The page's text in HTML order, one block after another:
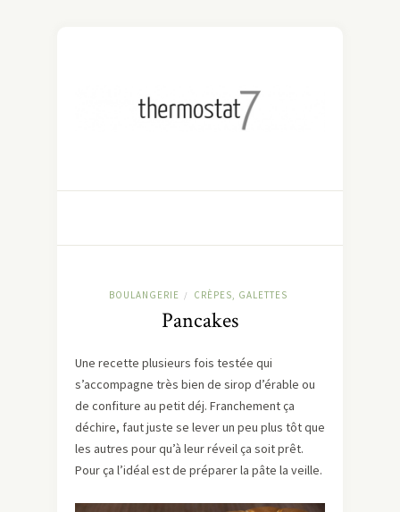
BOULANGERIE / CRÈPES, GALETTES
Pancakes
Une recette plusieurs fois testée qui
s’accompagne très bien de sirop d’érable ou
de confiture au petit déj. Franchement ça
déchire, faut juste se lever un peu plus tôt que
les autres pour qu’à leur réveil ça soit prêt.
Pour ça l’idéal est de préparer la pâte la veille.